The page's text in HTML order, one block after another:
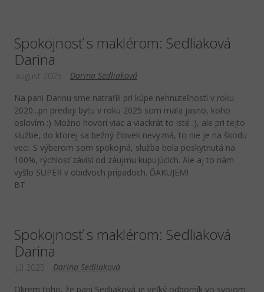
Spokojnosť s maklérom: Sedliaková
Darina
Darina Sedliaková
august 2025
Na pani Darinu sme natrafili pri kúpe nehnuteľnosti v roku
2020...pri predaji bytu v roku 2025 som mala jasno, koho
oslovím :) Možno hovorí viac a viackrát to isté :), ale pri tejto
službe, do ktorej sa bežný človek nevyzná, to nie je na škodu
veci. S výberom som spokojná, služba bola poskytnutá na
100%, rýchlosť závisí od záujmu kupujúcich. Ale aj to nám
vyšlo SUPER v obidvoch prípadoch. ĎAKUJEM!
BT
Spokojnosť s maklérom: Sedliaková
Darina
Darina Sedliaková
júl 2025
Okrem toho, že pani Sedliaková je veľký odborník vo svojom